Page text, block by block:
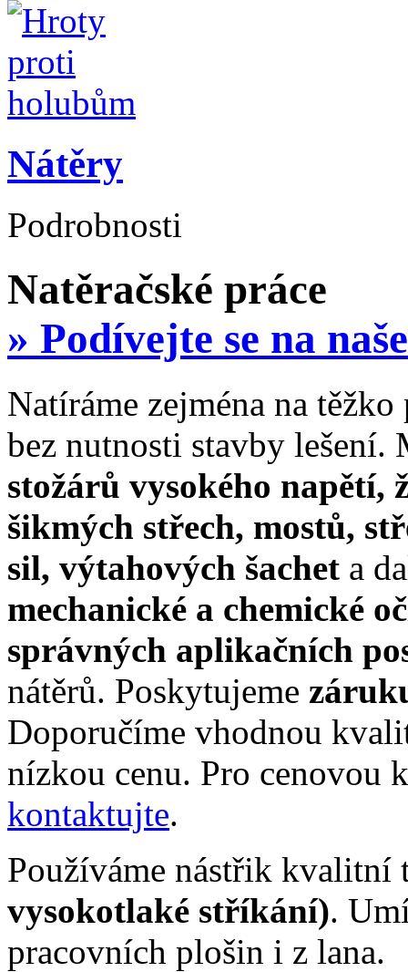
Nátěry
Podrobnosti
» Podívejte se na
Natíráme zejména na
bez nutnosti stavby lešení.
stožárů vysokého napětí,
šikmých střech, mostů,
sil, výtahových šachet a
mechanické a chemické
správných aplikačních
nátěrů. Poskytujeme
Doporučíme vhodnou
nízkou cenu. Pro cenovou
kontaktujte.
Používáme nástřik
vysokotlaké stříkání).
pracovních plošin i z lana.